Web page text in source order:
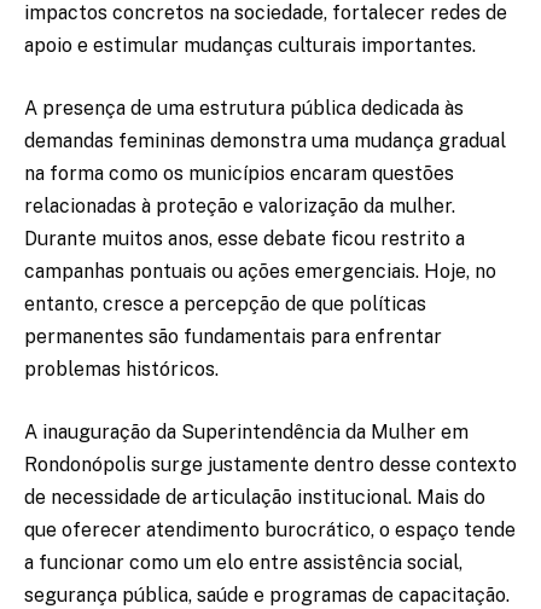
impactos concretos na sociedade, fortalecer redes de
apoio e estimular mudanças culturais importantes.
A presença de uma estrutura pública dedicada às
demandas femininas demonstra uma mudança gradual
na forma como os municípios encaram questões
relacionadas à proteção e valorização da mulher.
Durante muitos anos, esse debate ficou restrito a
campanhas pontuais ou ações emergenciais. Hoje, no
entanto, cresce a percepção de que políticas
permanentes são fundamentais para enfrentar
problemas históricos.
A inauguração da Superintendência da Mulher em
Rondonópolis surge justamente dentro desse contexto
de necessidade de articulação institucional. Mais do
que oferecer atendimento burocrático, o espaço tende
a funcionar como um elo entre assistência social,
segurança pública, saúde e programas de capacitação.